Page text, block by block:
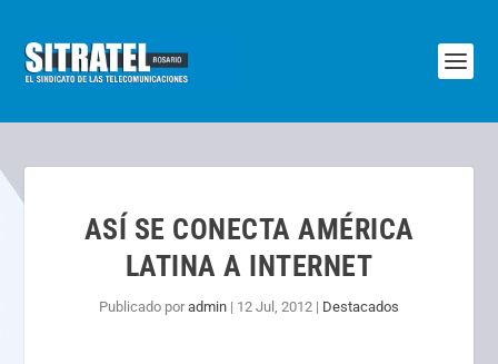
ASÍ SE CONECTA AMÉRICA
LATINA A INTERNET
Publicado poradmin | 12 Jul, 2012 | Destacados